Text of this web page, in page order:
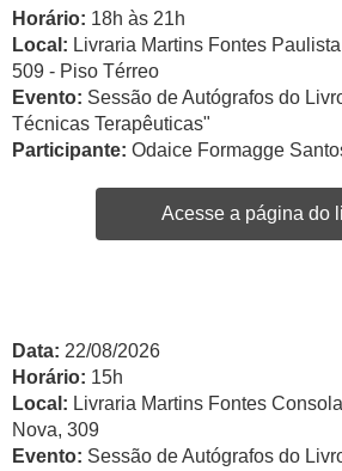
Horário: 18h às 21h
Local: Livraria Martins Fontes
509 - Piso Térreo
Evento: Sessão de Autógrafos do
Técnicas Terapêuticas"
Participante: Odaice Formagge
Acesse a página do
Data: 22/08/2026
Horário: 15h
Local: Livraria Martins Fontes
Nova, 309
Evento: Sessão de Autógrafos do